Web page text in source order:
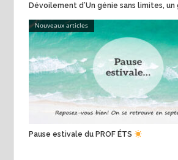
Dévoilement d’Un génie sans limites,
Nouveaux articles
Pause estivale du PROF ÉTS